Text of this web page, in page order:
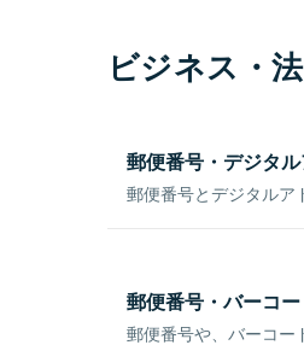
ビジネス・
郵便番号・デジタ
郵便番号とデジタルア
郵便番号・バーコ
郵便番号や、バーコー